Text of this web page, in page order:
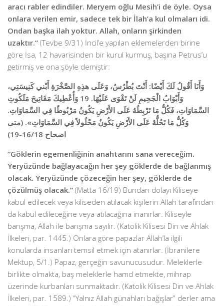
aracı rabler edindiler. Meryem oğlu Mesih’i de öyle. Oysa
onlara verilen emir, sadece tek bir İlah’a kul olmaları idi.
Ondan başka ilah yoktur. Allah, onların şirkinden
uzaktır.” (Tevbe 9/31) İncil’e yapılan eklemelerden birine
göre İsa, 12 havarisinden bir kurul kurmuş, başına Petrus’u
getirmiş ve ona şöyle demiştir:
وَأَنَا أَقُولُ لَكَ أَيْضًا: أَنْتَ بُطْرُسُ، وَعَلَى هذِهِ الصَّخْرَةِ أَبْني كَنِيسَتِي،
وَأَبْوَابُ الْجَحِيمِ لَنْ تَقْوَى عَلَيْهَا. 19 وَأُعْطِيكَ مَفَاتِيحَ مَلَكُوتِ
السَّمَاوَاتِ، فَكُلُّ مَا تَرْبِطُهُ عَلَى الأَرْضِ يَكُونُ مَرْبُوطًا فِي السَّمَاوَاتِ.
وَكُلُّ مَا تَحُلُّهُ عَلَى الأَرْضِ يَكُونُ مَحْلُولاً فِي السَّمَاوَاتِ». (متى
اصحاح 16/18-19)
“Göklerin egemenliğinin anahtarını sana vereceğim.
Yeryüzünde bağlayacağın her şey göklerde de bağlanmış
olacak. Yeryüzünde çözeceğin her şey, göklerde de
çözülmüş olacak.” (Matta 16/19) Bundan dolayı Kiliseye
kabul edilecek veya kiliseden atılacak kişilerin Allah tarafından
da kabul edileceğine veya atılacağına inanırlar. Kiliseyle
barışma, Allah ile barışma sayılır. (Katolik Kilisesi Din ve Ahlak
İlkeleri, par. 1445.) Onlara göre papazlar Al­lah’la ilgili
konularda insanları temsil etmek için atanırlar. (İbranilere
Mektup, 5/1.) Papaz, gerçeğin savunucusudur. Meleklerle
birlikte olmakta, baş meleklerle hamd etmekte, mihrap
üzerinde kurbanları sunmaktadır. (Katolik Kilisesi Din ve Ahlak
İlkeleri, par. 1589.) “Yalnız Allah günahları bağışlar” derler ama